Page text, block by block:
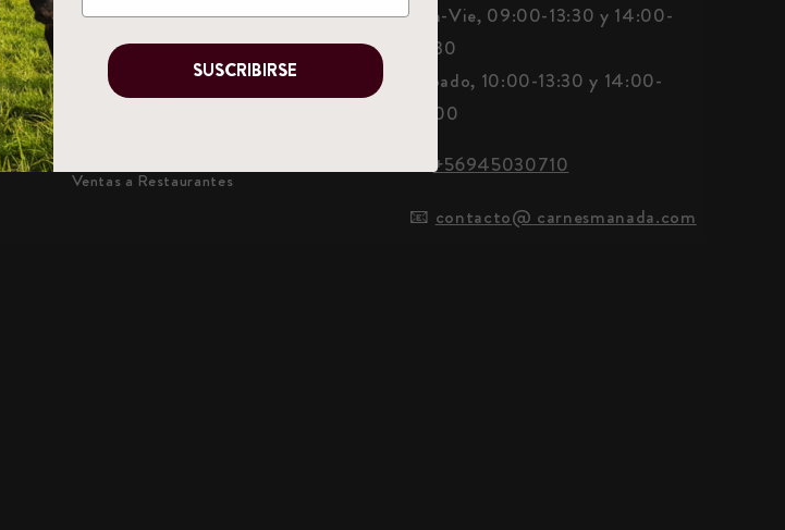
¿Cómo Comprar?
Políticas de Compra
Políticas de Despacho
Ventas a Restaurantes
Lun-Vie, 09:00-13:30 y 14:00-
18:30
Sábado, 10:00-13:30 y 14:00-
18:00
☎️+56945030710
📧 contacto@ carnesmanada.com
SUSCRIBIRSE